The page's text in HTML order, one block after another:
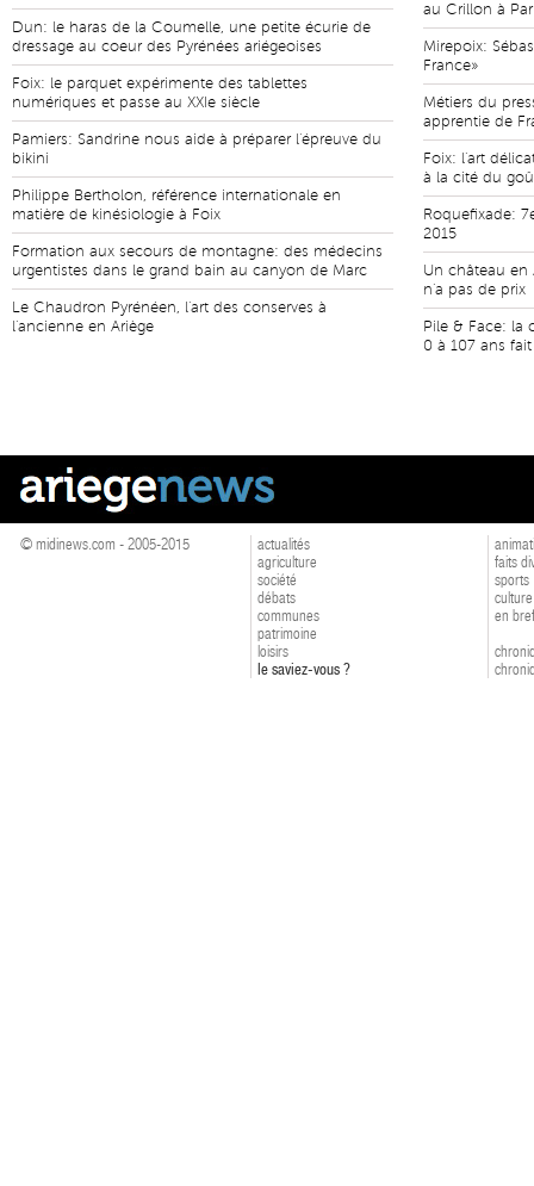
Dun: le haras de la Coumelle, une petite écurie de
dressage au coeur des Pyrénées ariégeoises
Foix: le parquet expérimente des tablettes
numériques et passe au XXIe siècle
Pamiers: Sandrine nous aide à préparer l'épreuve du
bikini
Philippe Bertholon, référence internationale en
matière de kinésiologie à Foix
Formation aux secours de montagne: des médecins
urgentistes dans le grand bain au canyon de Marc
Le Chaudron Pyrénéen, l'art des conserves à
l'ancienne en Ariège
au Crillon à
Mirepoix:
France»
Métiers du
apprentie de
Foix: l'art
à la cité du
Roquefixade:
2015
Un château en
n'a pas de prix
Pile & Face: la
0 à 107 ans
© midinews.com - 2005-2015
actualités
agriculture
société
débats
communes
patrimoine
loisirs
le saviez-vous ?
faits
sports
culture
en bref